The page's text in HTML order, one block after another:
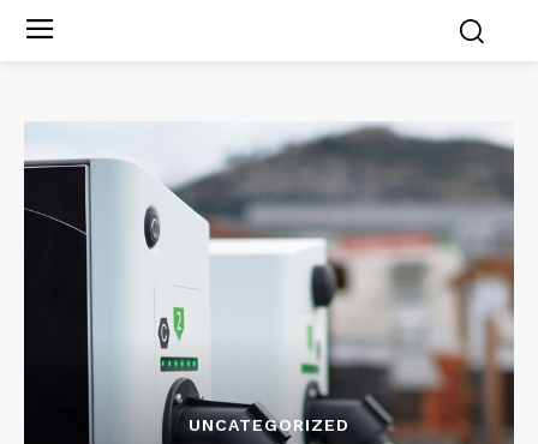
UNCATEGORIZED